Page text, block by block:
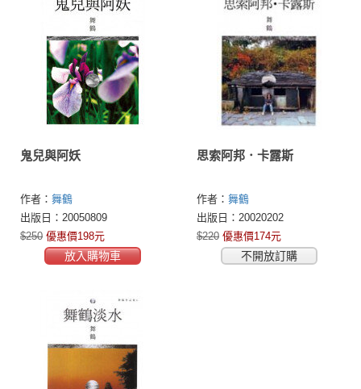
鬼兒與阿妖
作者： 舞鶴
出版日：20050809
$250 優惠價198元
放入購物車
思索阿邦．卡露斯
作者： 舞鶴
出版日：20020202
$220 優惠價174元
不開放訂購